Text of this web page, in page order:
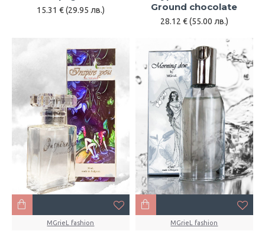
15.31 € (29.95 лв.)
Ground chocolate
28.12 € (55.00 лв.)
MGrieL fashion MGrieL fashion